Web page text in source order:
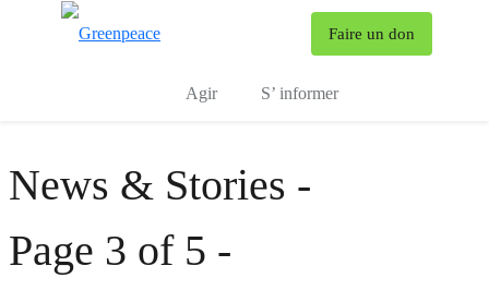
Faire un don
Agir S’ informer
News & Stories -
Page 3 of 5 -